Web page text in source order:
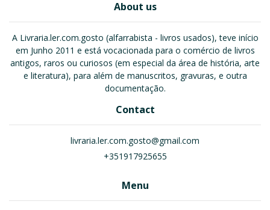
About us
A Livraria.ler.com.gosto (alfarrabista - livros usados), teve início
em Junho 2011 e está vocacionada para o comércio de livros
antigos, raros ou curiosos (em especial da área de história, arte
e literatura), para além de manuscritos, gravuras, e outra
documentação.
Contact
livraria.ler.com.gosto@gmail.com
+351917925655
Menu